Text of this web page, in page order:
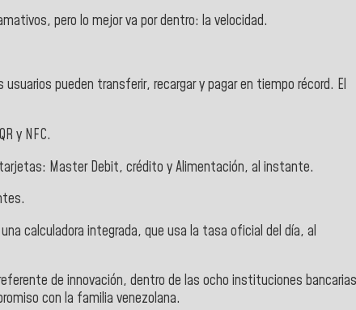
pero lo mejor va por dentro: la velocidad.
pueden transferir, recargar y pagar en tiempo récord. El
y NFC.
Master Debit, crédito y Alimentación, al instante.
calculadora integrada, que usa la tasa oficial del día, al
de innovación, dentro de las ocho instituciones bancarias
con la familia venezolana.